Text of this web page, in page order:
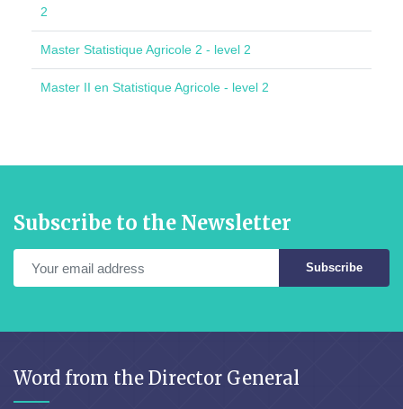
2
Master Statistique Agricole 2 - level 2
Master II en Statistique Agricole - level 2
Subscribe to the Newsletter
Subscribe
Word from the Director General